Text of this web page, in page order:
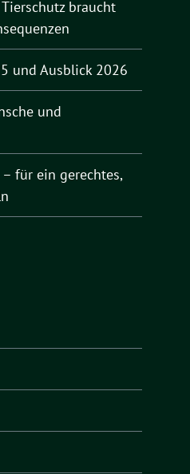
braucht
und Ausblick 2026
und
für ein gerechtes,